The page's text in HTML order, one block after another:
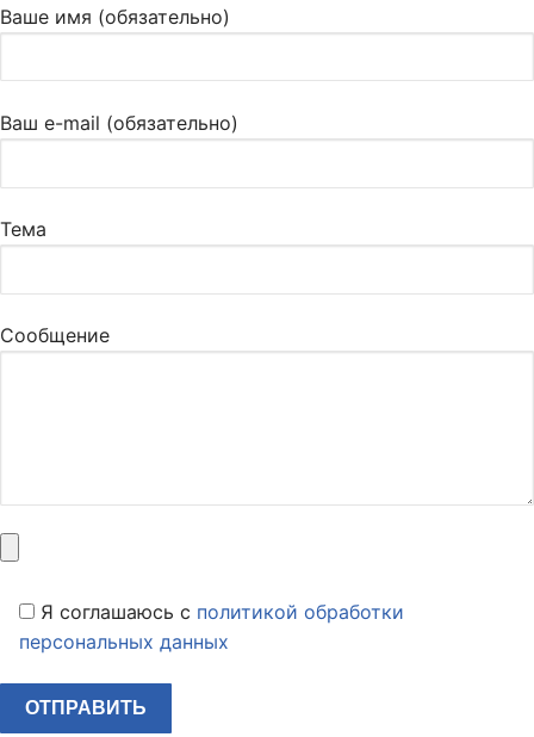
Ваше имя (обязательно)
Ваш e-mail (обязательно)
Тема
Сообщение
Я соглашаюсь c политикой обработки
персональных данных